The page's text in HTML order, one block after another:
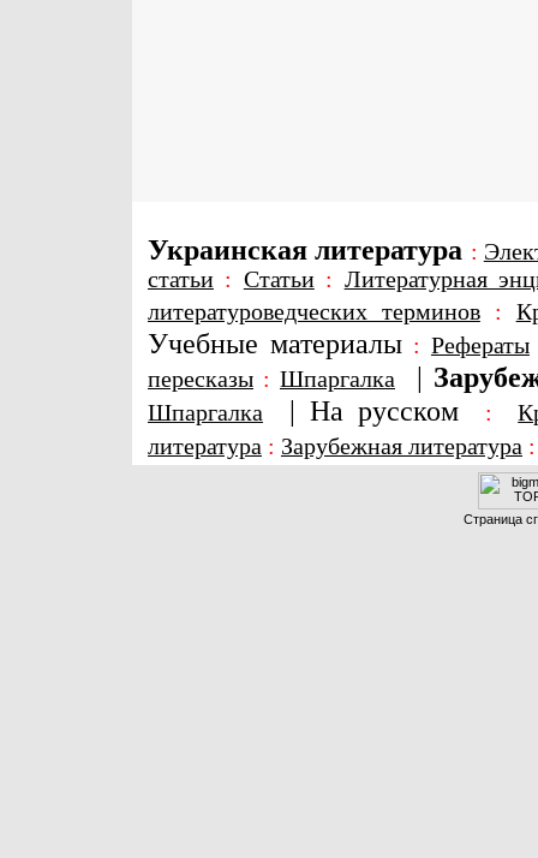
Украинская литература :
статьи : Статьи: Литературная
литературоведческих терминов:
Учебные материалы : Рефераты
пересказы : Шпаргалка |
Шпаргалка | На русском :
литература : Зарубежная литература
Страница